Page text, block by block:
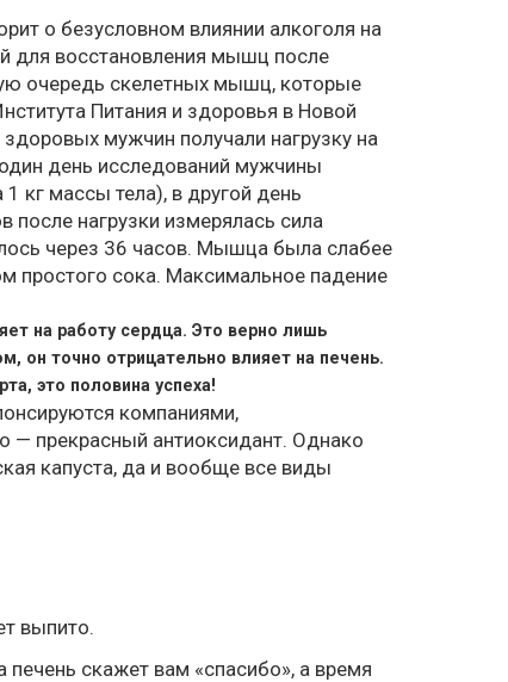
о безусловном влиянии алкоголя на
для восстановления мышц после
очередь скелетных мышц, которые
Питания и здоровья в Новой
мужчин получали нагрузку на
день исследований мужчины
кг массы тела), в другой день
после нагрузки измерялась сила
через 36 часов. Мышца была слабее
простого сока. Максимальное падение
на работу сердца. Это верно лишь
он точно отрицательно влияет на печень.
это половина успеха!
компаниями,
— прекрасный антиоксидант. Однако
капуста, да и вообще все виды
выпито.
скажет вам «спасибо», а время